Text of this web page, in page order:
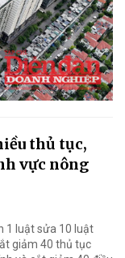
thủ tục,
vực nông
1 luật sửa 10 luật
giảm 40 thủ tục